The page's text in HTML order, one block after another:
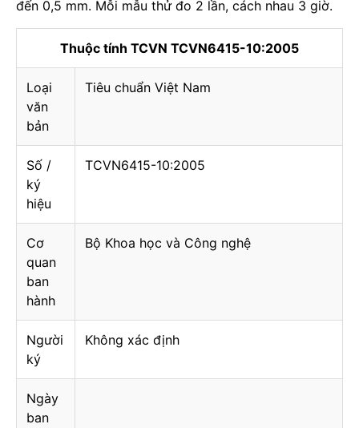
đến 0,5 mm. Mỗi mẫu thử đo 2 lần, cách nhau 3 giờ.
Thuộc tính TCVN TCVN6415-10:2005
Loại
văn
bản
Tiêu chuẩn Việt Nam
Số /
ký
hiệu
TCVN6415-10:2005
Cơ
quan
ban
hành
Bộ Khoa học và Công nghệ
Người
ký
Không xác định
Ngày
ban